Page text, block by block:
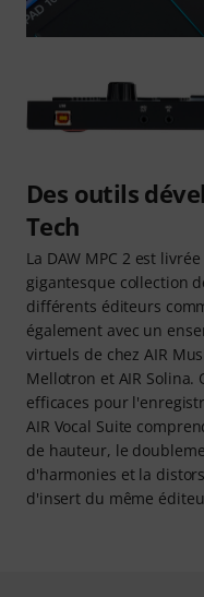
Des outils
Tech
La DAW MPC 2 est
gigantesque collection
différents éditeurs
également avec un
virtuels de chez AIR
Mellotron et AIR
efficaces pour
AIR Vocal Suite
de hauteur, le
d'harmonies et la
d'insert du même